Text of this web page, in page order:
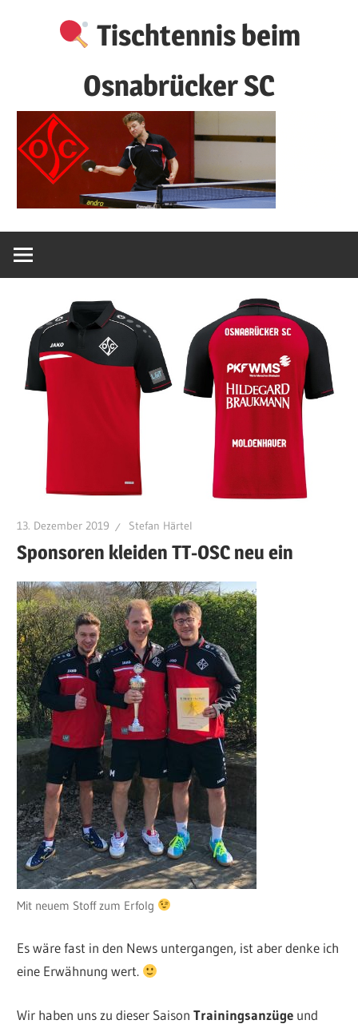
Tischtennis beim
Osnabrücker SC
13. Dezember 2019 Stefan Härtel
Sponsoren kleiden TT-OSC neu ein
Mit neuem Stoff zum Erfolg
Es wäre fast in den News untergangen, ist aber denke ich
eine Erwähnung wert.
Wir haben uns zu dieser SaisonTrainingsanzüge und